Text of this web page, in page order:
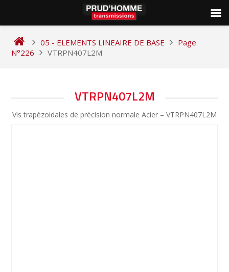
content
05 - ELEMENTS LINEAIRE DE BASE
Page
N°226
VTRPN407L2M
VTRPN407L2M
Vis trapèzoidales de précision normale Acier – VTRPN407L2M
DE